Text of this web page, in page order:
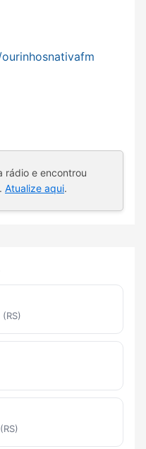
rádio e encontrou
Atualize aqui.